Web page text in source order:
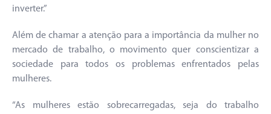
inverter.”
Além de chamar a atenção para a importância da mulher no
mercado de trabalho, o movimento quer conscientizar a
sociedade para todos os problemas enfrentados pelas
mulheres.
“As mulheres estão sobrecarregadas, seja do trabalho